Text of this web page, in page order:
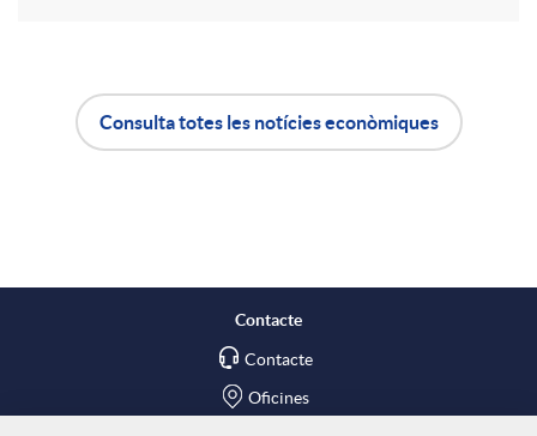
s
a
Consulta totes les notícies econòmiques
Contacte
Contacte
Oficines